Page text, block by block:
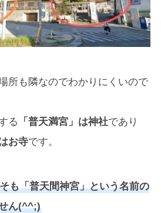
所も隣なのでわかりにくいので
る
「普天満宮」は神社であり
お寺です。
も「普天間神宮」という名前の
ん(^^;)